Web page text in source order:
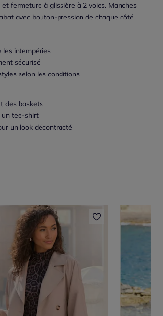
fermeture à glissière à 2 voies. Manches
avec bouton-pression de chaque côté.
les intempéries
sécurisé
selon les conditions
des baskets
un tee-shirt
un look décontracté